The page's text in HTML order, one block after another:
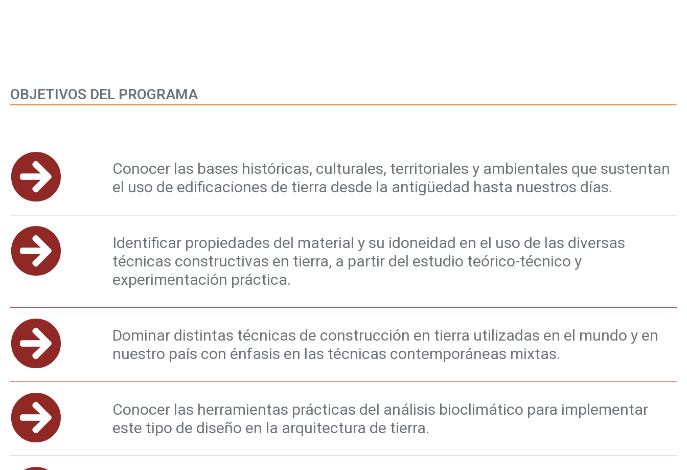
OBJETIVOS DEL PROGRAMA
Conocer las bases históricas, culturales, territoriales y ambientales que sustentan
el uso de edificaciones de tierra desde la antigüedad hasta nuestros días.
Identificar propiedades del material y su idoneidad en el uso de las diversas
técnicas constructivas en tierra, a partir del estudio teórico-técnico y
experimentación práctica.
Dominar distintas técnicas de construcción en tierra utilizadas en el mundo y en
nuestro país con énfasis en las técnicas contemporáneas mixtas.
Conocer las herramientas prácticas del análisis bioclimático para implementar
este tipo de diseño en la arquitectura de tierra.